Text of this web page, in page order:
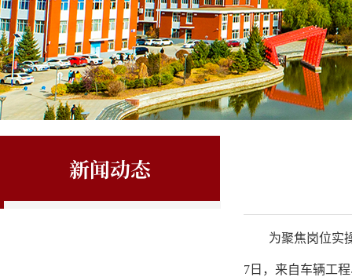
新闻动态
为聚焦岗位实
7日，来自车辆工